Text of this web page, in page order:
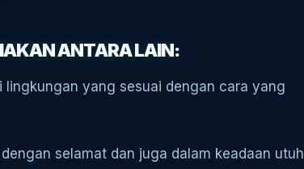
ANTARA LAIN:
lingkungan yang sesuai dengan cara yang
selamat dan juga dalam keadaan utuh